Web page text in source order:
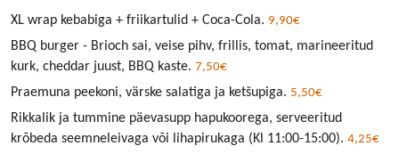
XL wrap kebabiga + friikartulid + Coca-Cola. 9,90€
BBQ burger - Brioch sai, veise pihv, frillis, tomat, marineeritud
kurk, cheddar juust, BBQ kaste. 7,50€
Praemuna peekoni, värske salatiga ja ketšupiga. 5,50€
Rikkalik ja tummine päevasupp hapukoorega, serveeritud
krõbeda seemneleivaga või lihapirukaga (Kl 11:00-15:00). 4,25€